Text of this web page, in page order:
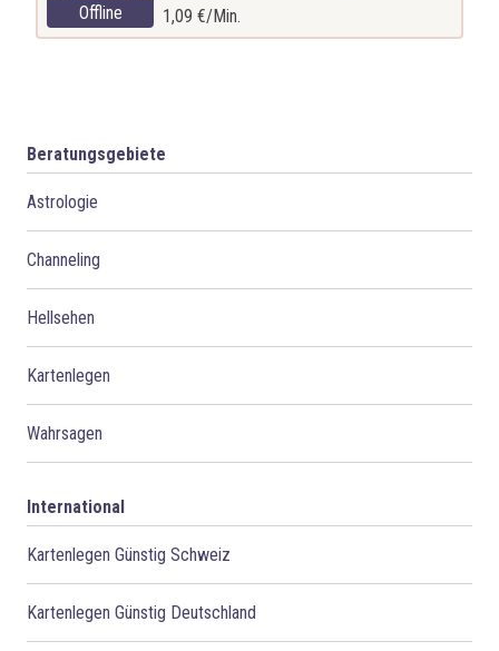
Offline 1,09 €/Min.
Beratungsgebiete
Astrologie
Channeling
Hellsehen
Kartenlegen
Wahrsagen
International
Kartenlegen Günstig Schweiz
Kartenlegen Günstig Deutschland